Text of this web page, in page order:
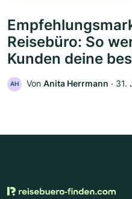
Reisebüro: So
Kunden deine
AH Von Anita Herrmann ‧ 31.